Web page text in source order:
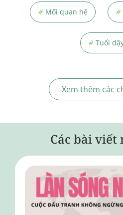
# Mối quan hệ #
# Tuổi
Xem thêm các
Các bài